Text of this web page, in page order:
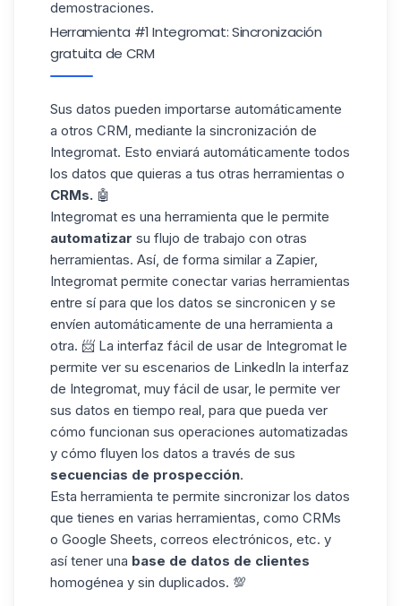
demostraciones.
Herramienta #1 Integromat: Sincronización
gratuita de CRM
Sus datos pueden importarse automáticamente
a otros CRM, mediante la sincronización de
Integromat. Esto enviará automáticamente todos
los datos que quieras a tus otras herramientas o
CRMs. 🤖
Integromat es una herramienta que le permite
automatizar su flujo de trabajo con otras
herramientas. Así, de forma similar a Zapier,
Integromat permite conectar varias herramientas
entre sí para que los datos se sincronicen y se
envíen automáticamente de una herramienta a
otra. 📨 La interfaz fácil de usar de Integromat le
permite ver su escenarios de LinkedIn la interfaz
de Integromat, muy fácil de usar, le permite ver
sus datos en tiempo real, para que pueda ver
cómo funcionan sus operaciones automatizadas
y cómo fluyen los datos a través de sus
secuencias de prospección.
Esta herramienta te permite sincronizar los datos
que tienes en varias herramientas, como CRMs
o Google Sheets, correos electrónicos, etc. y
así tener una base de datos de clientes
homogénea y sin duplicados. 💯